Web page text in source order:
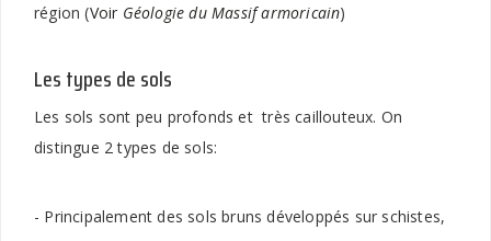
région (Voir Géologie du Massif armoricain)
Les types de sols
Les sols sont peu profonds et très caillouteux. On
distingue 2 types de sols:
- Principalement des sols bruns développés sur schistes,